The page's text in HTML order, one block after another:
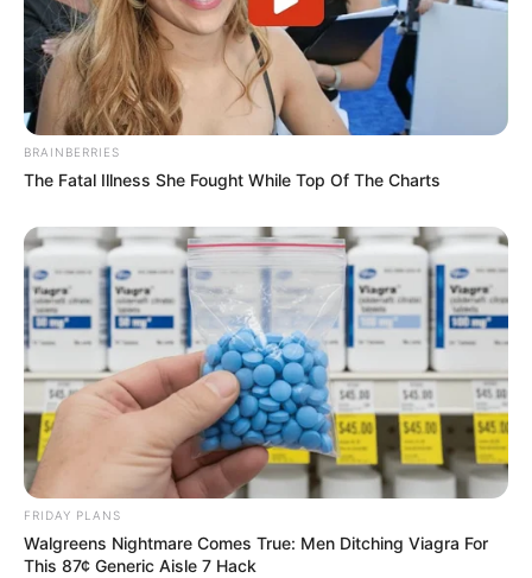
BRAINBERRIES
The Fatal Illness She Fought While Top Of The Charts
FRIDAY PLANS
Walgreens Nightmare Comes True: Men Ditching Viagra For
This 87¢ Generic Aisle 7 Hack